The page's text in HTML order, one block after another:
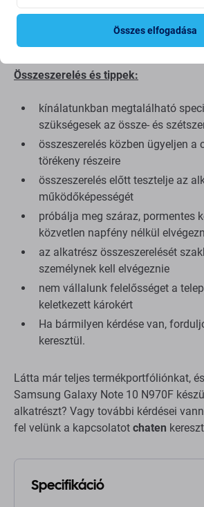
készülékben lévővel. Ha többet
minőségről, olvassa el blogunkat, ahol
minőségre összpontosítunk.
Összeszerelés és tippek:
kínálatunkban megtalálható
szükségesek az össze- és
összeszerelés közben ügyeljen a
törékeny részeire
összeszerelés előtt tesztelje az
működőképességét
próbálja meg száraz, pormentes
közvetlen napfény nélkül
az alkatrész összeszerelését
személynek kell elvégeznie
nem vállalunk felelősséget a
keletkezett károkért
Ha bármilyen kérdése van,
keresztül.
Látta már teljes termékportfóliónkat,
Samsung Galaxy Note 10 N970F
alkatrészt? Vagy további kérdései
fel velünk a kapcsolatot chaten
Specifikáció
Összes elfogadása